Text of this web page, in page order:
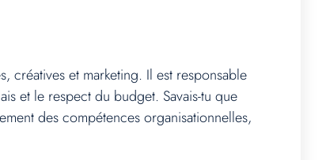
créatives et marketing. Il est responsable
et le respect du budget. Savais-tu que
des compétences organisationnelles,